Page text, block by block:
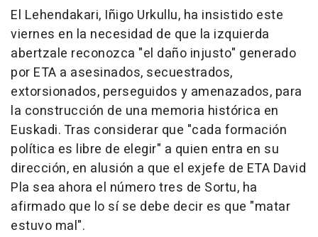
El Lehendakari, Iñigo Urkullu, ha insistido este
viernes en la necesidad de que la izquierda
abertzale reconozca "el daño injusto" generado
por ETA a asesinados, secuestrados,
extorsionados, perseguidos y amenazados, para
la construcción de una memoria histórica en
Euskadi. Tras considerar que "cada formación
política es libre de elegir" a quien entra en su
dirección, en alusión a que el exjefe de ETA David
Pla sea ahora el número tres de Sortu, ha
afirmado que lo sí se debe decir es que "matar
estuvo mal".